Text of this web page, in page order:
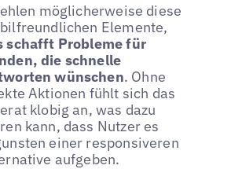
möglicherweise diese
Elemente,
schafft Probleme für
die schnelle
wünschen. Ohne
Aktionen fühlt sich das
klobig an, was dazu
kann, dass Nutzer es
einer responsiveren
aufgeben.